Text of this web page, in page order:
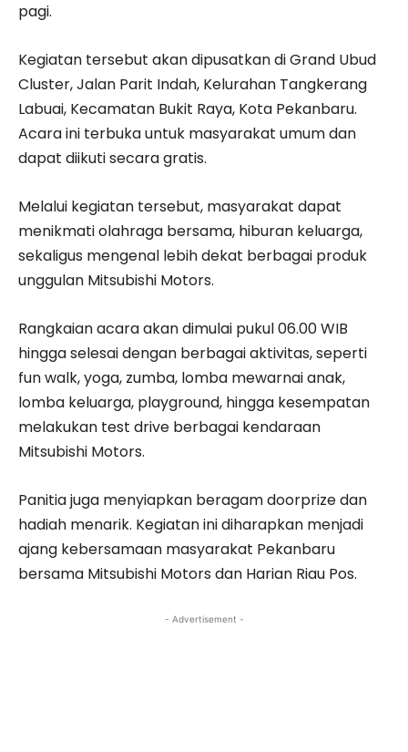
pagi.
Kegiatan tersebut akan dipusatkan di Grand Ubud
Cluster, Jalan Parit Indah, Kelurahan Tangkerang
Labuai, Kecamatan Bukit Raya, Kota Pekanbaru.
Acara ini terbuka untuk masyarakat umum dan
dapat diikuti secara gratis.
Melalui kegiatan tersebut, masyarakat dapat
menikmati olahraga bersama, hiburan keluarga,
sekaligus mengenal lebih dekat berbagai produk
unggulan Mitsubishi Motors.
Rangkaian acara akan dimulai pukul 06.00 WIB
hingga selesai dengan berbagai aktivitas, seperti
fun walk, yoga, zumba, lomba mewarnai anak,
lomba keluarga, playground, hingga kesempatan
melakukan test drive berbagai kendaraan
Mitsubishi Motors.
Panitia juga menyiapkan beragam doorprize dan
hadiah menarik. Kegiatan ini diharapkan menjadi
ajang kebersamaan masyarakat Pekanbaru
bersama Mitsubishi Motors dan Harian Riau Pos.
- Advertisement -